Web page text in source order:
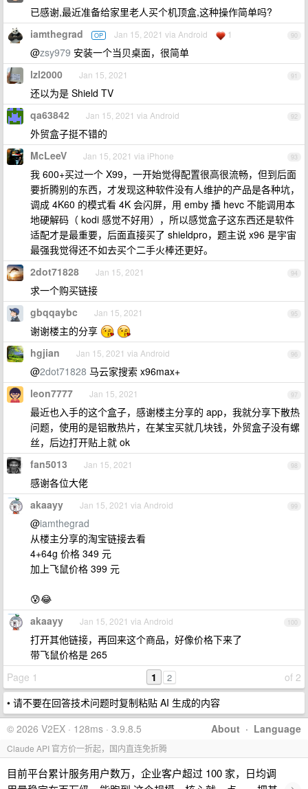
已感谢,最近准备给家里老人买个机顶盒,这种操作简单吗?
90
iamthegrad OP Jan 15, 2021 via Android 1
@zsy979 安装一个当贝桌面，很简单
91
lzl2000 Jan 15, 2021
还以为是 Shield TV
92
qa63842 Jan 15, 2021 via Android
外贸盒子挺不错的
93
McLeeV Jan 15, 2021 via iPhone
我 600+买过一个 X99，一开始觉得配置很高很流畅，但到后面
要折腾别的东西，才发现这种软件没有人维护的产品是各种坑，
调成 4K60 的模式看 4K 会闪屏，用 emby 播 hevc 不能调用本
地硬解码（ kodi 感觉不好用），所以感觉盒子这东西还是软件
适配才是最重要，后面直接买了 shieldpro，题主说 x96 是宇宙
最强我觉得还不如去买个二手火棒还更好。
94
2dot71828 Jan 15, 2021
求一个购买链接
95
gbqqaybc Jan 15, 2021
谢谢楼主的分享
96
hgjian Jan 15, 2021 via Android
@2dot71828 马云家搜索 x96max+
97
leon7777 Jan 15, 2021
最近也入手的这个盒子，感谢楼主分享的 app，我就分享下散热
问题，使用的是铝散热片，在某宝买就几块钱，外贸盒子没有螺
丝，后边打开贴上就 ok
98
fan5013 Jan 15, 2021
感谢各位大佬
99
akaayy Jan 15, 2021 via Android
@iamthegrad
从楼主分享的淘宝链接去看
4+64g 价格 349 元
加上飞鼠价格 399 元
😰😂
100
akaayy Jan 15, 2021 via Android
打开其他链接，再回来这个商品，好像价格下来了
带飞鼠价格是 265
Page 1
of 2
1 2
• 请不要在回答技术问题时复制粘贴 AI 生成的内容
About · Language
© 2026 V2EX · 128ms · 3.9.8.5
Claude API 官方价一折起，国内直连免折腾
目前平台累计服务用户数万，企业客户超过 100 家，日均调